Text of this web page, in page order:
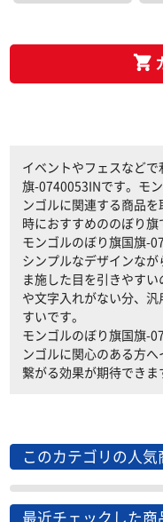
イベントやフェスなど
旗-0740053INです。モ
ンゴルに関連する商品
時におすすめののぼり旗
モンゴルのぼり旗国旗-
シンプルなデザインな
ま施した目を引きやす
や文字入れがない分、
すいです。
モンゴルのぼり旗国旗-
ンゴルに関心のある方
繋がる効果が期待できま
このカテゴリの人気
最近チェックした商